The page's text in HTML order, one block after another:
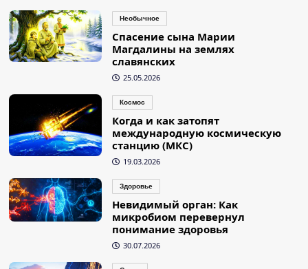
Необычное
Спасение сына Марии
Магдалины на землях
славянских
25.05.2026
Космос
Когда и как затопят
международную космическую
станцию (МКС)
19.03.2026
Здоровье
Невидимый орган: Как
микробиом перевернул
понимание здоровья
30.07.2026